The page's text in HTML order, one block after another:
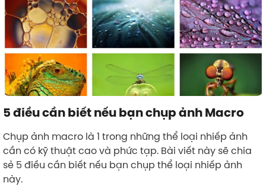
5 điều cần biết nếu bạn chụp ảnh Macro
Chụp ảnh macro là 1 trong những thể loại nhiếp ảnh
cần có kỹ thuật cao và phức tạp. Bài viết này sẽ chia
sẻ 5 điều cần biết nếu bạn chụp thể loại nhiếp ảnh
này.